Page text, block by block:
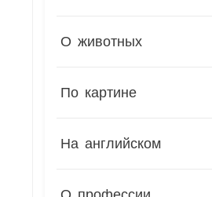
О животных
По картине
На английском
О профессии